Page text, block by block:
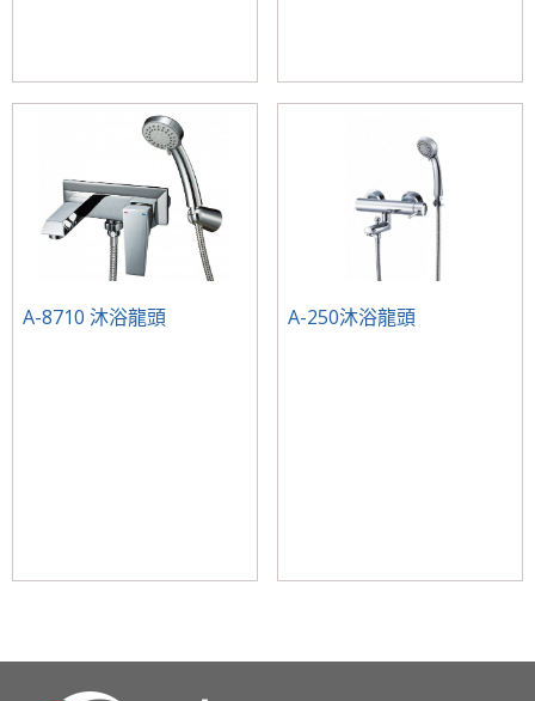
A-8710 沐浴龍頭 A-250沐浴龍頭